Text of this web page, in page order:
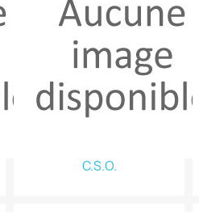
C.S.O.